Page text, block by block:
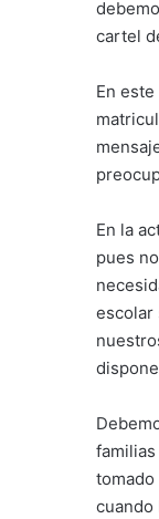
cartel
En
En la
pues
escolar
cuando